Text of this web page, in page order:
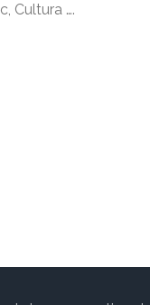
Cultura ….